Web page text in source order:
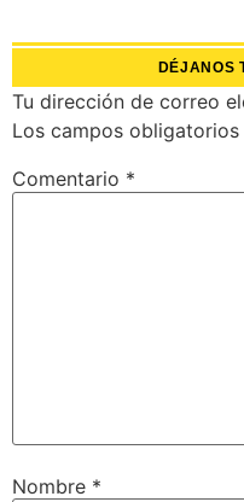
DÉJANOS
Tu dirección de correo
Los campos
Comentario *
Nombre *